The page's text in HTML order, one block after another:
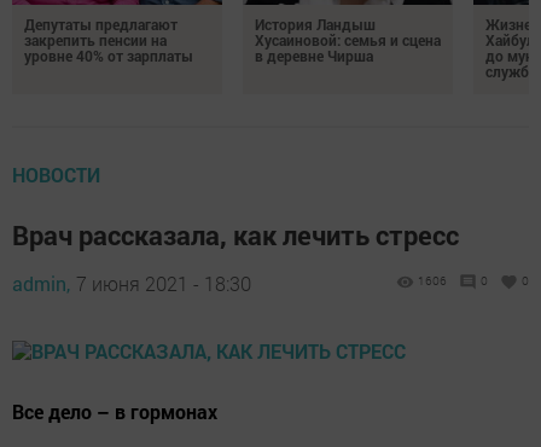
Депутаты предлагают
закрепить пенсии на
уровне 40% от зарплаты
История Ландыш
Хусаиновой: семья и сцена
в деревне Чирша
до
службы
НОВОСТИ
Врач рассказала, как лечить стресс
admin, 7 июня 2021 - 18:30 1606 0 0
Все дело – в гормонах